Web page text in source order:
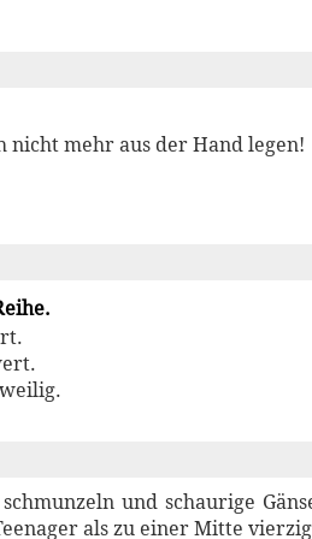
nicht mehr aus der Hand legen!
und schaurige
als zu einer Mitte